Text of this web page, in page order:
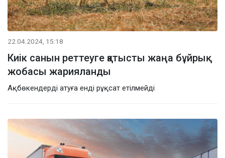
22.04.2024, 15:18
Киік санын реттеуге қатысты жаңа бұйрық
жобасы жарияланды
Ақбөкендерді атуға енді рұқсат етілмейді